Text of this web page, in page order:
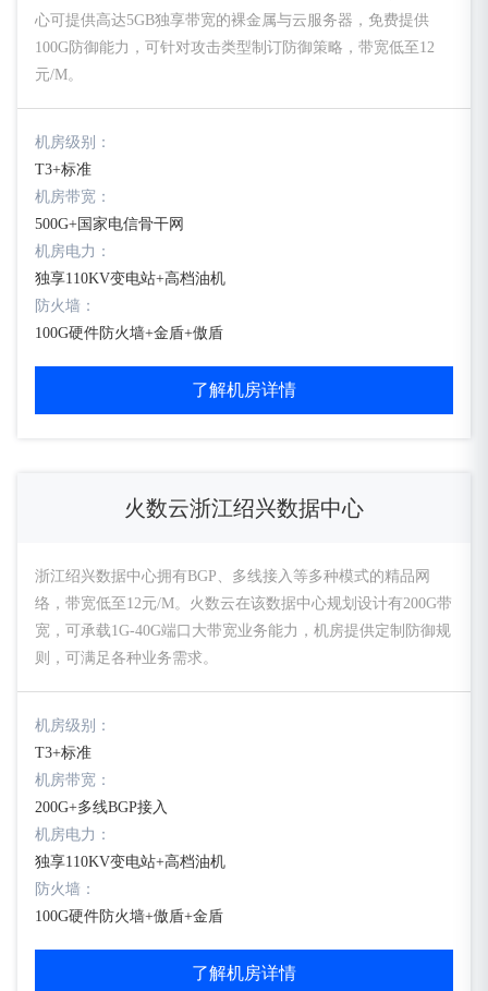
心可提供高达5GB独享带宽的裸金属与云服务器，免费提供
100G防御能力，可针对攻击类型制订防御策略，带宽低至12
元/M。
机房级别：
T3+标准
机房带宽：
500G+国家电信骨干网
机房电力：
独享110KV变电站+高档油机
防火墙：
100G硬件防火墙+金盾+傲盾
了解机房详情
火数云浙江绍兴数据中心
浙江绍兴数据中心拥有BGP、多线接入等多种模式的精品网
络，带宽低至12元/M。火数云在该数据中心规划设计有200G带
宽，可承载1G-40G端口大带宽业务能力，机房提供定制防御规
则，可满足各种业务需求。
机房级别：
T3+标准
机房带宽：
200G+多线BGP接入
机房电力：
独享110KV变电站+高档油机
防火墙：
100G硬件防火墙+傲盾+金盾
了解机房详情